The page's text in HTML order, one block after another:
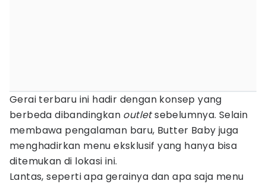
Gerai terbaru ini hadir dengan konsep yang
berbeda dibandingkan outletsebelumnya. Selain
membawa pengalaman baru, Butter Baby juga
menghadirkan menu eksklusif yang hanya bisa
ditemukan di lokasi ini.
Lantas, seperti apa gerainya dan apa saja menu